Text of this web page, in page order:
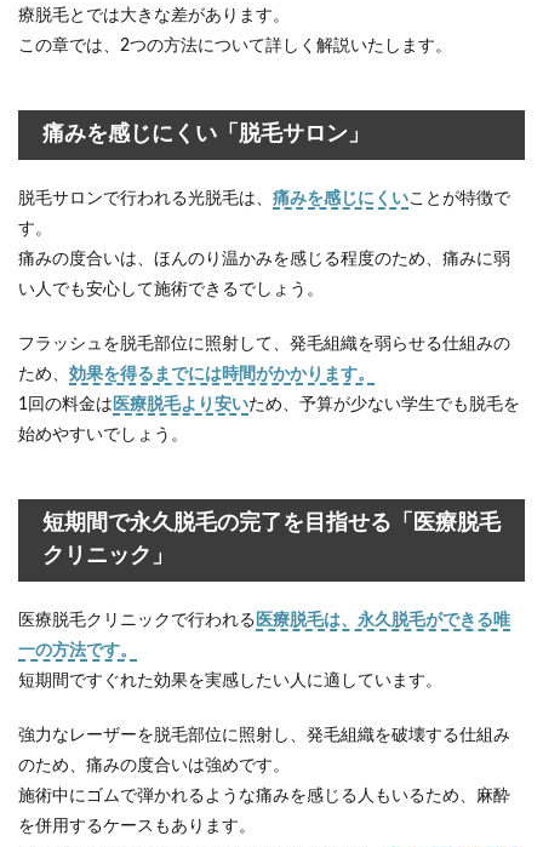
前後
飲
を控
える
があ
4.3
施術
性ス
タッ
フが
担当
こと
5
メ
ンズが
を自宅
で脱毛
する方
法はあ
5.1
家庭
用脱
療脱毛とでは大きな差があります。
この章では、2つの方法について詳しく解説いたします。
痛みを感じにくい「脱毛サロン」
脱毛サロンで行われる光脱毛は、 痛みを感じにくいことが特徴で
す。
痛みの度合いは、ほんのり温かみを感じる程度のため、痛みに弱
い人でも安心して施術できるでしょう。
フラッシュを脱毛部位に照射して、発毛組織を弱らせる仕組みの
ため、 効果を得るまでには時間がかかります。
1回の料金は 医療脱毛より安いため、予算が少ない学生でも脱毛を
始めやすいでしょう。
短期間で永久脱毛の完了を目指せる「医療脱毛
クリニック」
医療脱毛クリニックで行われる 医療脱毛は、永久脱毛ができる唯
一の方法です。
短期間ですぐれた効果を実感したい人に適しています。
強力なレーザーを脱毛部位に照射し、発毛組織を破壊する仕組み
のため、痛みの度合いは強めです。
施術中にゴムで弾かれるような痛みを感じる人もいるため、麻酔
を併用するケースもあります。